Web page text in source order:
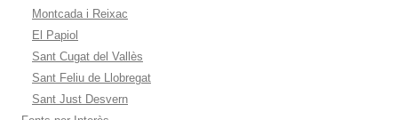
Montcada i Reixac
El Papiol
Sant Cugat del Vallès
Sant Feliu de Llobregat
Sant Just Desvern